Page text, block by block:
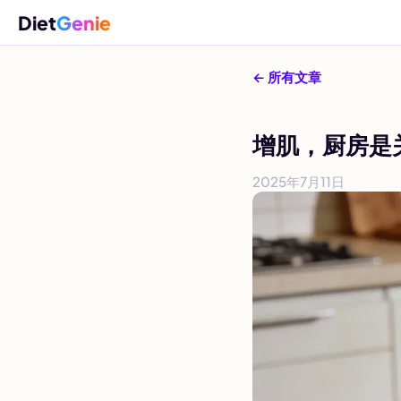
DietGenie
← 所有文章
增肌，厨房是
2025年7月11日